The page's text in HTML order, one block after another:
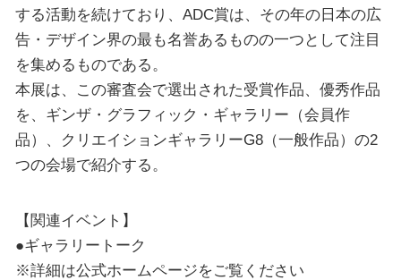
する活動を続けており、ADC賞は、その年の日本の広
告・デザイン界の最も名誉あるものの一つとして注目
を集めるものである。
本展は、この審査会で選出された受賞作品、優秀作品
を、ギンザ・グラフィック・ギャラリー（会員作
品）、クリエイションギャラリーG8（一般作品）の2
つの会場で紹介する。
【関連イベント】
●ギャラリートーク
※詳細は公式ホームページをご覧ください